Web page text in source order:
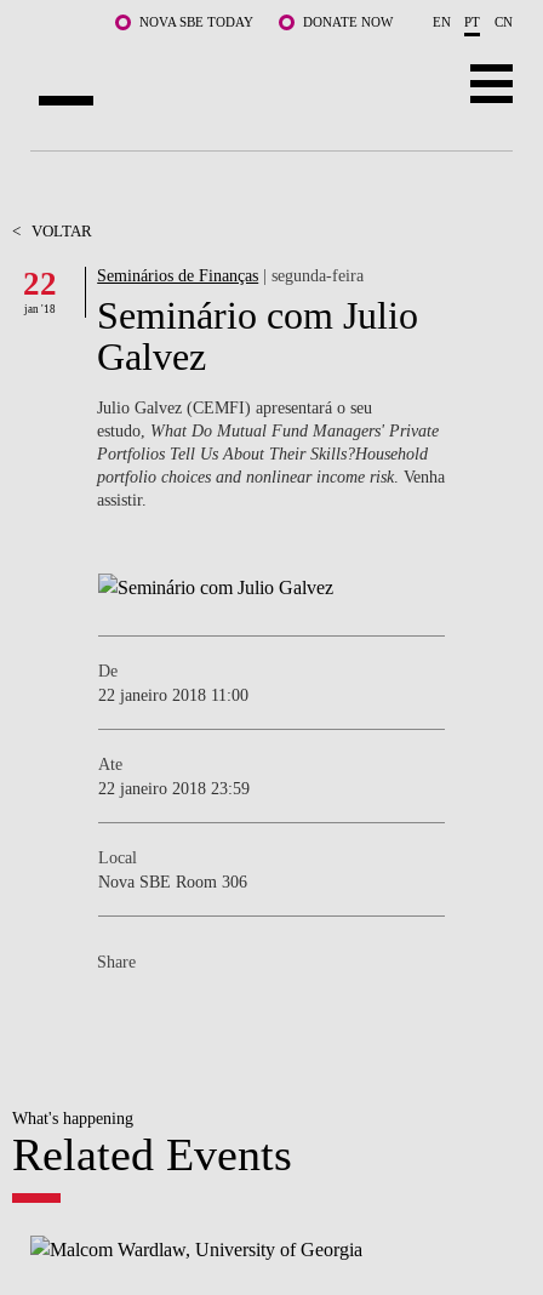
Saltar para o conteúdo principalNOVA SBE TODAY DONATE NOW EN PT CN
DOCENTES E INVESTIGAÇÃO
COMUNIDADE
WHAT'S HAPPENING
< VOLTAR
22
jan '18
Seminários de Finanças | segunda-feira
Seminário com Julio
Galvez
Julio Galvez (CEMFI) apresentará o seu
estudo, What Do Mutual Fund Managers' Private
Portfolios Tell Us About Their Skills?Household
portfolio choices and nonlinear income risk. Venha
assistir.
De
22 janeiro 2018 11:00
Ate
22 janeiro 2018 23:59
Local
Nova SBE Room 306
Share
What's happening
Related Events